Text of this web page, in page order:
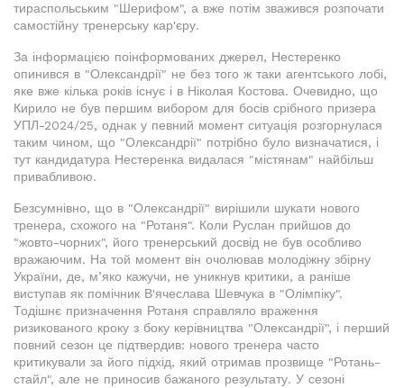
тираспольським "Шерифом", а вже потім зважився розпочати
самостійну тренерську кар'єру.
За інформацією поінформованих джерел, Нестеренко
опинився в "Олександрії" не без того ж таки агентського лобі,
яке вже кілька років існує і в Ніколая Костова. Очевидно, що
Кирило не був першим вибором для босів срібного призера
УПЛ-2024/25, однак у певний момент ситуація розгорнулася
таким чином, що "Олександрії" потрібно було визначатися, і
тут кандидатура Нестеренка видалася "містянам" найбільш
привабливою.
Безсумнівно, що в "Олександрії" вирішили шукати нового
тренера, схожого на "Ротаня". Коли Руслан прийшов до
"жовто-чорних", його тренерський досвід не був особливо
вражаючим. На той момент він очолював молодіжну збірну
України, де, м’яко кажучи, не уникнув критики, а раніше
виступав як помічник В'ячеслава Шевчука в "Олімпіку".
Тодішнє призначення Ротаня справляло враження
ризикованого кроку з боку керівництва "Олександрії", і перший
повний сезон це підтвердив: нового тренера часто
критикували за його підхід, який отримав прозвище "Ротань-
стайл", але не приносив бажаного результату. У сезоні